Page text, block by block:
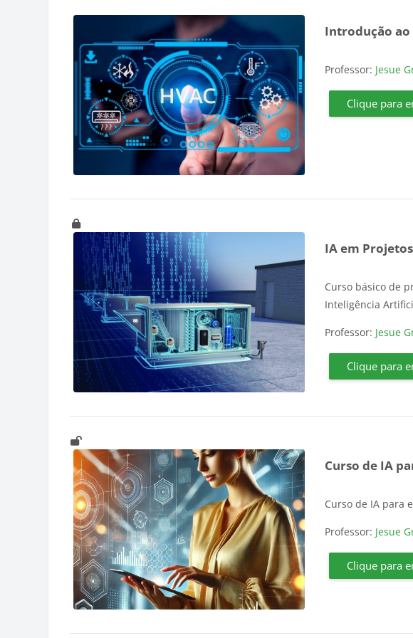
Introdução
Professor: Jesue
Clique para
IA em
Curso básico de
Inteligência
Professor: Jesue
Clique para
Curso de IA
Curso de IA para
Professor: Jesue
Clique para